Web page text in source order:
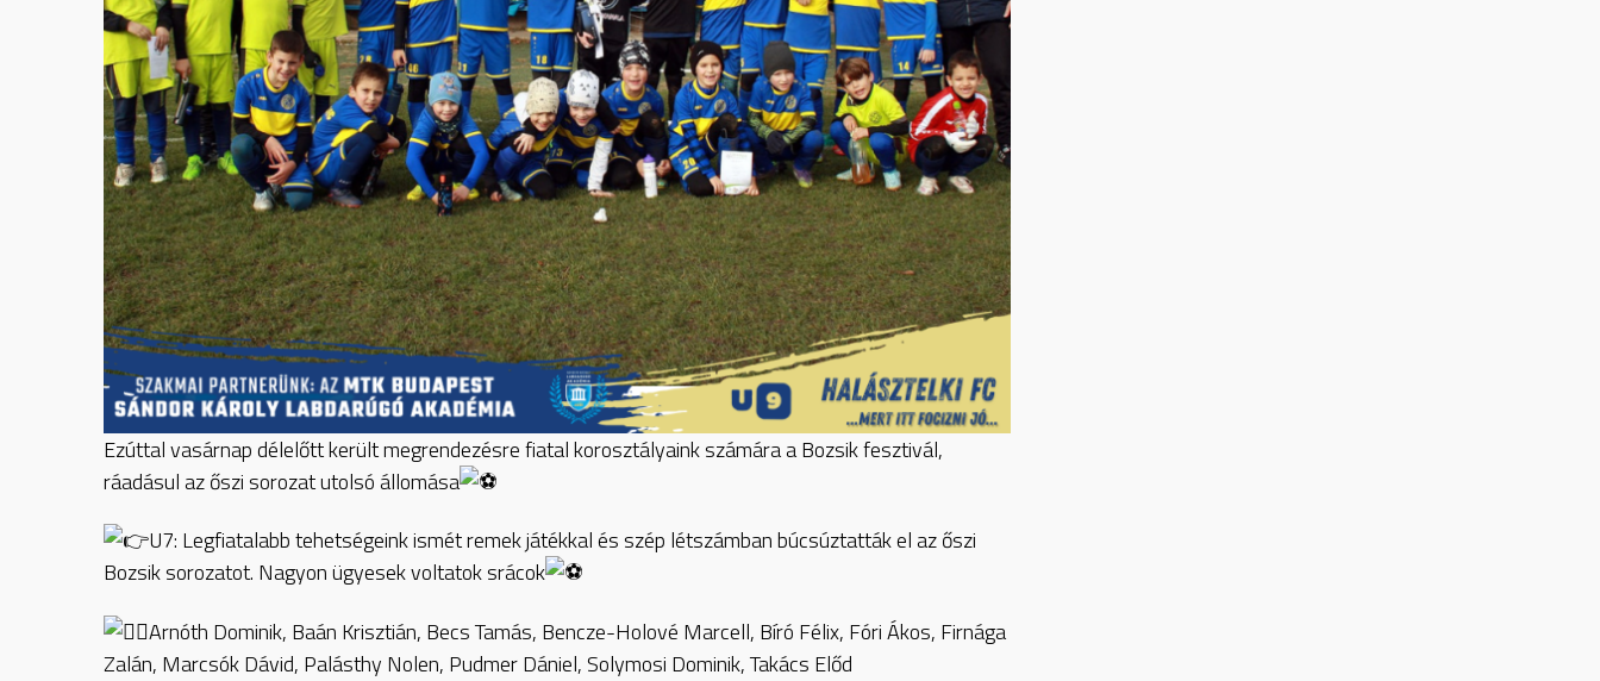
Ezúttal vasárnap délelőtt került megrendezésre fiatal korosztályaink számára a Bozsik fesztivál,
ráadásul az őszi sorozat utolsó állomása
U7: Legfiatalabb tehetségeink ismét remek játékkal és szép létszámban búcsúztatták el az őszi
Bozsik sorozatot. Nagyon ügyesek voltatok srácok
Arnóth Dominik, Baán Krisztián, Becs Tamás, Bencze-Holové Marcell, Bíró Félix, Fóri Ákos, Firnága
Zalán, Marcsók Dávid, Palásthy Nolen, Pudmer Dániel, Solymosi Dominik, Takács Előd